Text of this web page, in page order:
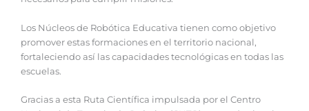
Los Núcleos de Robótica Educativa tienen como objetivo
promover estas formaciones en el territorio nacional,
fortaleciendo así las capacidades tecnológicas en todas las
escuelas.
Gracias a esta Ruta Científica impulsada por el Centro